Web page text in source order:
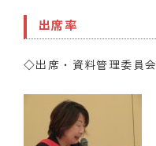
出席率
◇出席・資料管理委